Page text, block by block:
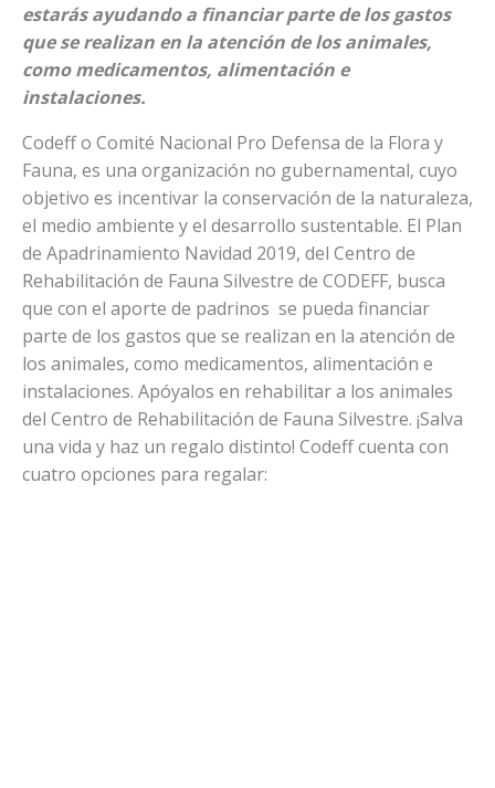
estarás ayudando a financiar parte de los gastos
que se realizan en la atención de los animales,
como medicamentos, alimentación e
instalaciones.
Codeff o Comité Nacional Pro Defensa de la Flora y
Fauna, es una organización no gubernamental, cuyo
objetivo es incentivar la conservación de la naturaleza,
el medio ambiente y el desarrollo sustentable. El Plan
de Apadrinamiento Navidad 2019, del Centro de
Rehabilitación de Fauna Silvestre de CODEFF, busca
que con el aporte de padrinos se pueda financiar
parte de los gastos que se realizan en la atención de
los animales, como medicamentos, alimentación e
instalaciones. Apóyalos en rehabilitar a los animales
del Centro de Rehabilitación de Fauna Silvestre. ¡Salva
una vida y haz un regalo distinto! Codeff cuenta con
cuatro opciones para regalar: